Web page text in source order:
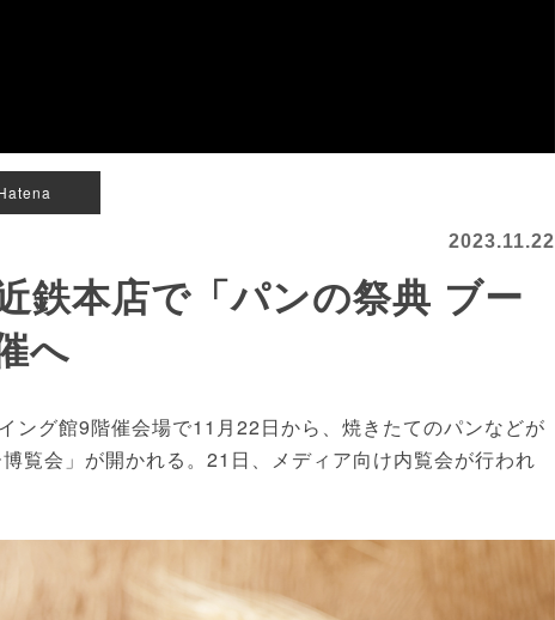
2023.11.22
鉄本店で「パンの祭典 ブー
へ
グ館9階催会場で11月22日から、焼きたてのパンなどが
覧会」が開かれる。21日、メディア向け内覧会が行われ